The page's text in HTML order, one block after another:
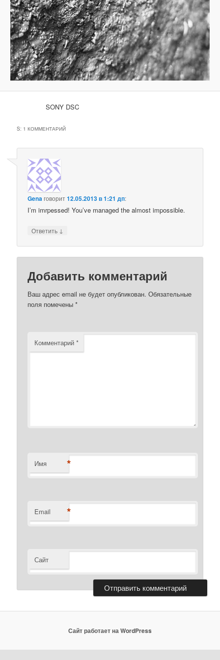
SONY DSC
S: 1 КОММЕНТАРИЙ
Genaговорит12.05.2013 в 1:21 дп:
I’m imrpessed! You’ve managed the almost impossible.
Ответить ↓
Добавить комментарий
Ваш адрес email не будет опубликован. Обязательные
поля помечены*
Комментарий*
Имя *
Email *
Сайт
Сайт работает на WordPress